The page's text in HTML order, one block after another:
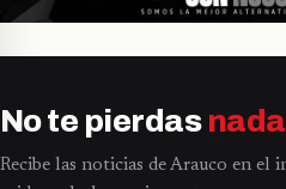
No te pierdas nada
Recibe las noticias de Arauco en el